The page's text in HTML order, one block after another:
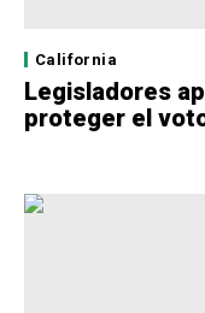
California
Legisladores
proteger el